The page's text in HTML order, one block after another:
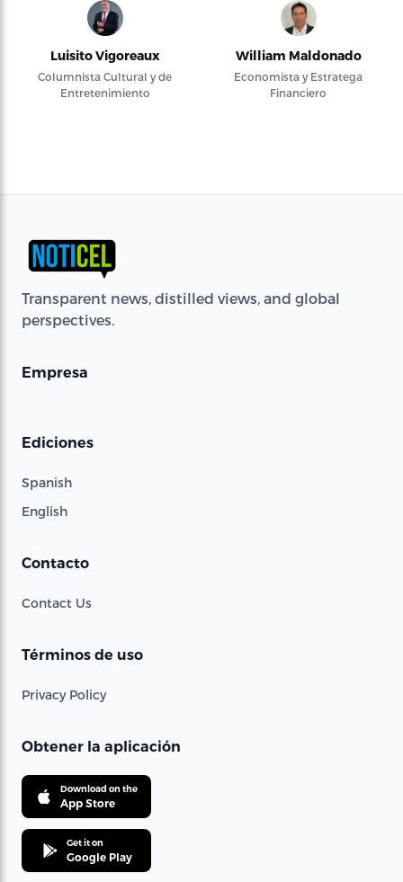
Luisito Vigoreaux
Columnista Cultural y de
Entretenimiento
William Maldonado
Economista y Estratega
Financiero
Transparent news, distilled views, and global
perspectives.
Empresa
Ediciones
Spanish
English
Contacto
Contact Us
Términos de uso
Privacy Policy
Obtener la aplicación
Download on the
App Store
Get it on
Google Play